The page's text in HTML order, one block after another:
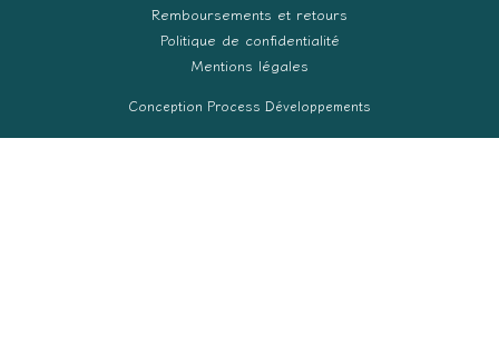
Remboursements et retours
Politique de confidentialité
Mentions légales
Conception Process Développements